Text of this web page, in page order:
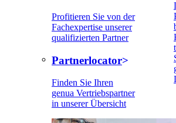
Profitieren Sie von der
Fachexpertise unserer
qualifizierten Partner
Partnerlocator
Finden Sie Ihren
genua Vertriebspartner
in unserer Übersicht